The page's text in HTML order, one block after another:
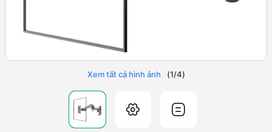
Xem tất cả hình ảnh (1/4)